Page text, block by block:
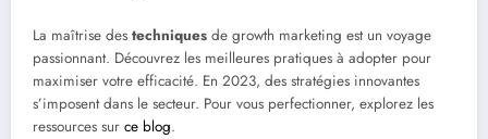
La maîtrise des techniques de growth marketing est un voyage
passionnant. Découvrez les meilleures pratiques à adopter pour
maximiser votre efficacité. En 2023, des stratégies innovantes
s’imposent dans le secteur. Pour vous perfectionner, explorez les
ressources sur ce blog.